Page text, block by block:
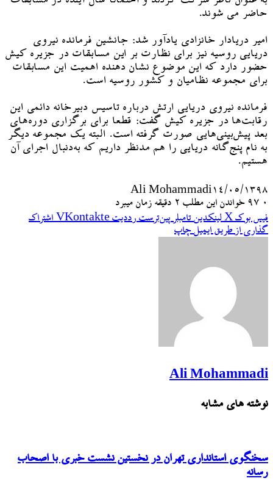
حاضر می شوند.
امیر دریادار خانزادی یادآور شد: جانشین فرمانده نیروی
دریایی روسیه نیز برای نظارت بر این مسابقات در جزیره کیش
حضور دارد که این موضوع نشان دهنده اهمیت این مسابقات
برای مجموعه نظامیان و کشور روسیه است.
فرمانده نیروی دریایی ارتش درباره تاسیس دبیرخانه دائمی این
رقابت‌ها در جزیره کیش گفت: قطعا برای برگزاری دوره‌های
بعد پیش‌بینی‌هایی صورت گرفته است. ‌البته یک مجموعه دیگر
به نام پنج‌گانه دریایی را هم مدنظر داریم که به‌دنبال اجرای آن
هستیم.
Ali Mohammadi ۱۴/۰۵/۱۳۹۸
۰
خواندن این مطلب 2 دقیقه زمان میبرد
فیس بوک X لینکدین ‫تامبلر ‫پین‌ترست ‫رددیت ‫VKontakte اشتراک
گذاری از طریق ایمیل چاپ
Ali Mohammadi
نوشته های مشابه
سخنگوی استانداری تهران در نخستین نشست خبری با اصحاب
رسانه